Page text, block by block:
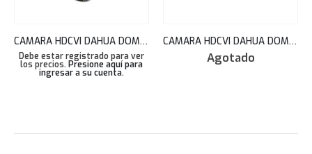
CAMARA HDCVI DAHUA DOMO2MP FULL-COLOR 2.8MM 20METROS IP67 – DH-HAC-HDW1239TLQN-LED
Debe estar registrado para ver
los precios. Presione aquí para
ingresar a su cuenta.
CAMARA HDCVI DAHUA DOMO 2MP FULL COLOR ILUM. DUAL AUDIO MIC 2.8MM 40M IP67 IK10 HAC-HDBW1239RAN-IL-A
Agotado